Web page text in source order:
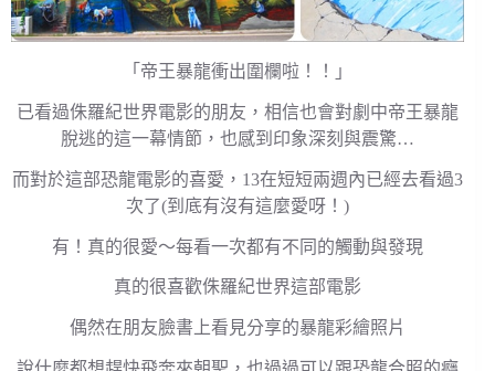
「帝王暴龍衝出圍欄啦！！」
已看過侏羅紀世界電影的朋友，相信也會對劇中帝王暴龍
脫逃的這一幕情節，也感到印象深刻與震驚…
而對於這部恐龍電影的喜愛，13在短短兩週內已經去看過3
次了(到底有沒有這麼愛呀！)
有！真的很愛～每看一次都有不同的觸動與發現
真的很喜歡侏羅紀世界這部電影
偶然在朋友臉書上看見分享的暴龍彩繪照片